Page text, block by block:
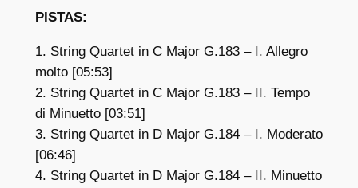
PISTAS:
1. String Quartet in C Major G.183 – I. Allegro
molto [05:53]
2. String Quartet in C Major G.183 – II. Tempo
di Minuetto [03:51]
3. String Quartet in D Major G.184 – I. Moderato
[06:46]
4. String Quartet in D Major G.184 – II. Minuetto